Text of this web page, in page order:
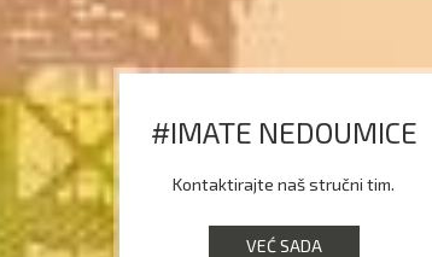
#IMATE NEDOUMICE
Kontaktirajte naš stručni tim.
VEĆ SADA